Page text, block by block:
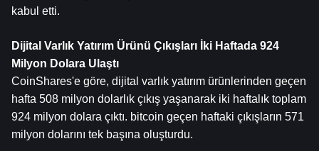
kabul etti.
Dijital Varlık Yatırım Ürünü Çıkışları İki Haftada 924
Milyon Dolara Ulaştı
CoinShares'e göre, dijital varlık yatırım ürünlerinden geçen
hafta 508 milyon dolarlık çıkış yaşanarak iki haftalık toplam
924 milyon dolara çıktı. bitcoin geçen haftaki çıkışların 571
milyon dolarını tek başına oluşturdu.